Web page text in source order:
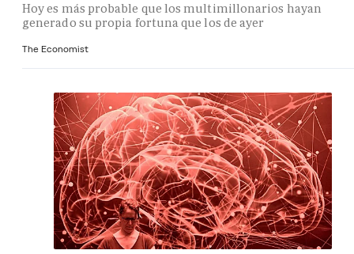
Hoy es más probable que los multimillonarios hayan
generado su propia fortuna que los de ayer
The Economist